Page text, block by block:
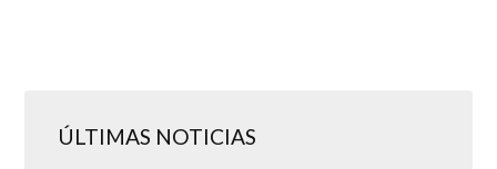
ÚLTIMAS NOTICIAS